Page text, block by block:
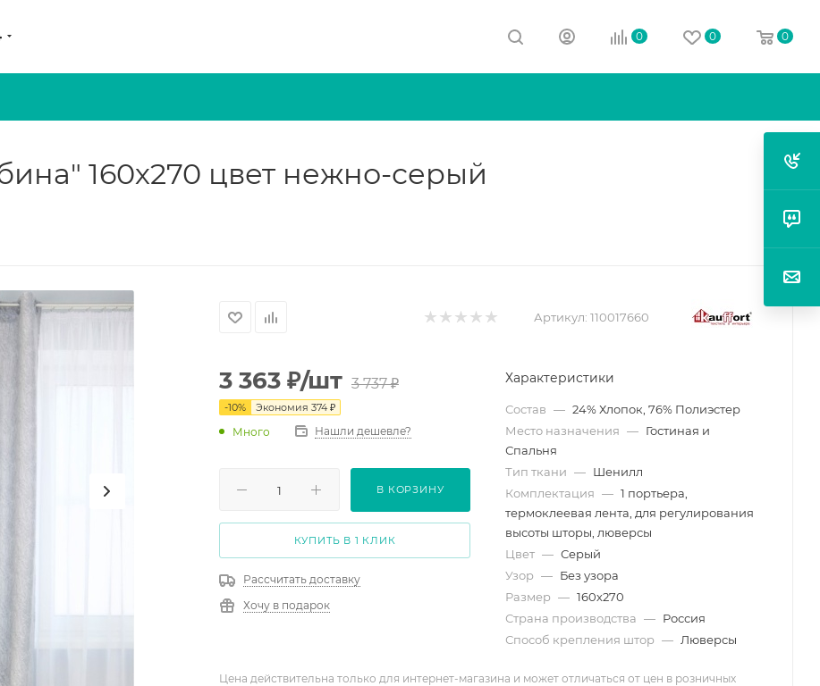
0 0 0
160х270 цвет нежно-серый
Артикул: 110017660
3 363 ₽/шт 3 737₽
-10% Экономия 374 ₽
Много Нашли дешевле?
В КОРЗИНУ
КУПИТЬ В 1 КЛИК
Рассчитать доставку
Хочу в подарок
Характеристики
Состав — 24% Хлопок, 76% Полиэстер
Место назначения — Гостиная и
Спальня
Тип ткани — Шенилл
Комплектация — 1 портьера,
термоклеевая лента, для регулирования
высоты шторы, люверсы
Цвет — Серый
Узор — Без узора
Размер — 160х270
Страна производства — Россия
Способ крепления штор — Люверсы
Цена действительна только для интернет-магазина и может отличаться от цен в розничных